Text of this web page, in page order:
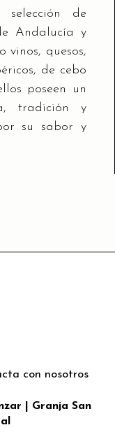
de
Andalucía y
vinos, quesos,
de cebo
poseen un
tradición y
su sabor y
con nosotros
| Granja San